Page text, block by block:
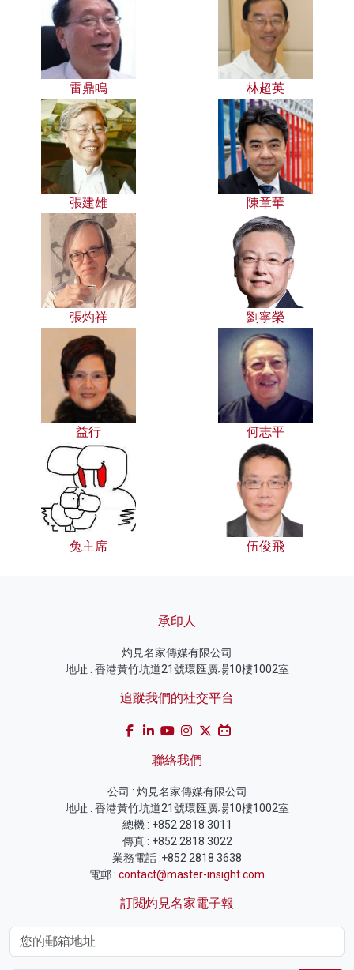
雷鼎鳴 林超英
張建雄 陳章華
張灼祥 劉寧榮
益行 何志平
兔主席 伍俊飛
承印人
灼見名家傳媒有限公司
地址 : 香港黃竹坑道21號環匯廣場10樓1002室
追蹤我們的社交平台
聯絡我們
公司 : 灼見名家傳媒有限公司
地址 : 香港黃竹坑道21號環匯廣場10樓1002室
總機 : +852 2818 3011
傳真 : +852 2818 3022
業務電話 :+852 2818 3638
電郵 : contact@master-insight.com
訂閱灼見名家電子報